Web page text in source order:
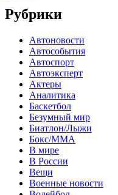
Рубрики
Автоновости
Автособытия
Автоспорт
Автоэксперт
Актеры
Аналитика
Баскетбол
Безумный мир
Биатлон/Лыжи
Бокс/MMA
В мире
В России
Вещи
Военные новости